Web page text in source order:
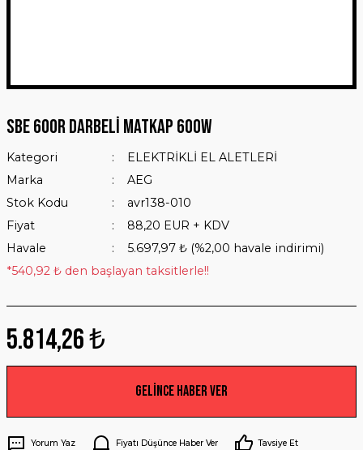
SBE 600R Darbeli Matkap 600W
Kategori
ELEKTRİKLİ EL ALETLERİ
Marka
AEG
Stok Kodu
avr138-010
Fiyat
88,20 EUR + KDV
Havale
5.697,97 ₺ (%2,00 havale indirimi)
*540,92 ₺ den başlayan taksitlerle!!
5.814,26 ₺
Gelince Haber Ver
Yorum Yaz Fiyatı Düşünce Haber Ver Tavsiye Et